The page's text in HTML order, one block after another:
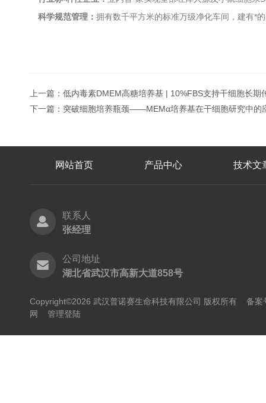
科学规范管理： 拥有数千平方米的标准万级净化车间，建有*
上一篇： 低内毒素DMEM高糖培养基 | 10%FBS支持干细胞长期
下一篇： 突破细胞培养瓶颈——MEMα培养基在干细胞研究中的
网站首页 产品中心 技术文
联系人
张经理
公司地址
湖北省武汉市高新大道858号
Copyright©2026 武汉普诺赛生命科技有限公司 版权所有 备案
网
管理登陆